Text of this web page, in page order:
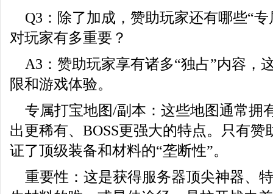
Q3：除了加成，赞助玩家还有哪些“
对玩家有多重要？
A3：赞助玩家享有诸多“独占”内容，
限和游戏体验。
专属打宝地图/副本：这些地图通常拥
出更稀有、BOSS更强大的特点。只有赞
证了顶级装备和材料的“垄断性”。
重要性：这是获得服务器顶尖神器、